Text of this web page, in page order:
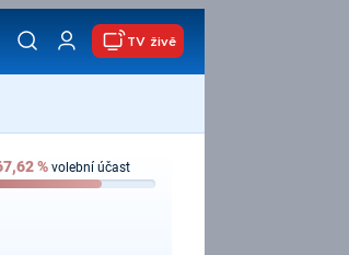
TV živě
% volební účast